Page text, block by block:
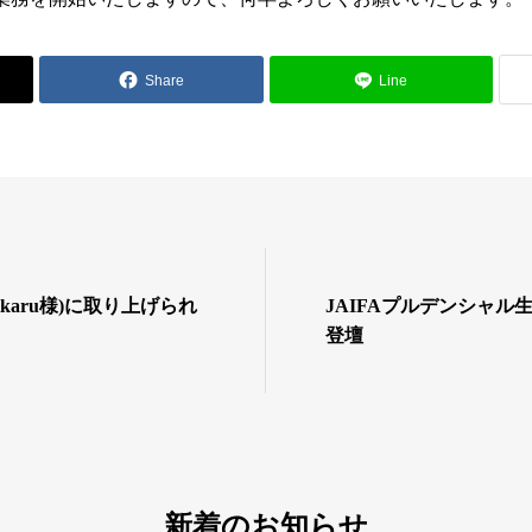
Share Line
様)に取り上げられ
JAIFAプルデンシャル
登壇